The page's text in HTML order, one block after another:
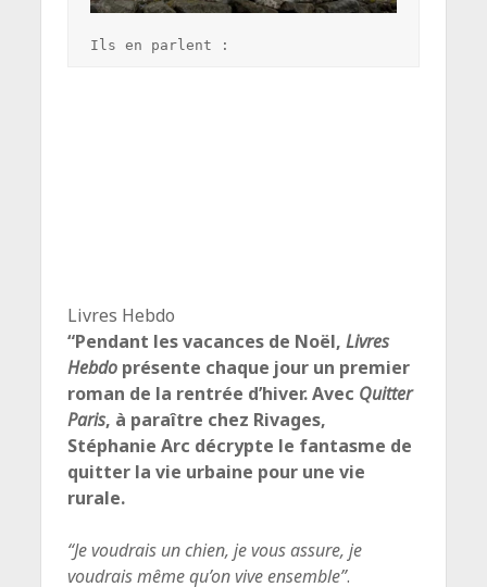
Ils en parlent :
Livres Hebdo
“Pendant les vacances de Noël,Livres
Hebdo présente chaque jour un premier
roman de la rentrée d’hiver. Avec Quitter
Paris, à paraître chez Rivages,
Stéphanie Arc décrypte le fantasme de
quitter la vie urbaine pour une vie
rurale.
“Je voudrais un chien, je vous assure, je
voudrais même qu’on vive ensemble”.